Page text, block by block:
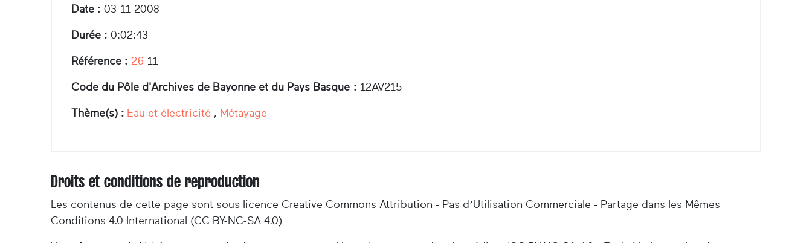
Date : 03-11-2008
Durée : 0:02:43
Référence : 26-11
Code du Pôle d'Archives de Bayonne et du Pays Basque : 12AV215
Thème(s) : Eau et électricité , Métayage
Droits et conditions de reproduction
Les contenus de cette page sont sous licence Creative Commons Attribution - Pas d’Utilisation Commerciale - Partage dans les Mêmes
Conditions 4.0 International (CC BY-NC-SA 4.0)